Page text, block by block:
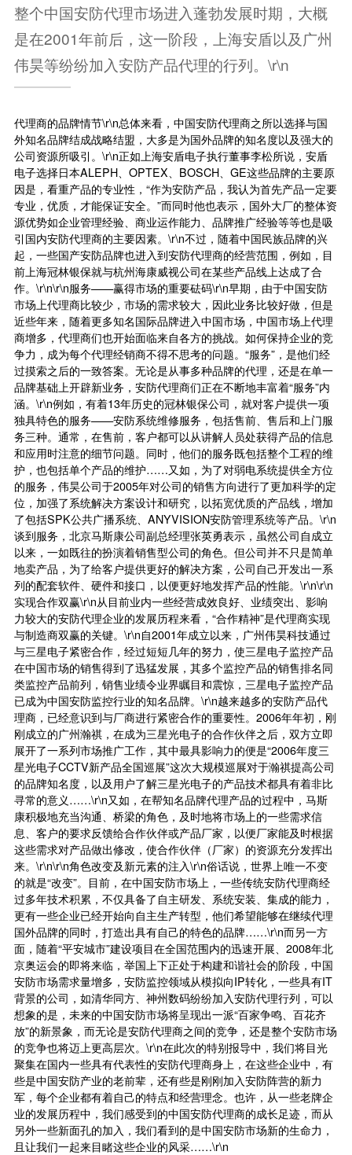
整个中国安防代理市场进入蓬勃发展时期，大概
是在2001年前后，这一阶段，上海安盾以及广州
伟昊等纷纷加入安防产品代理的行列。\r\n
代理商的品牌情节\r\n总体来看，中国安防代理商之所以选择与国
外知名品牌结成战略结盟，大多是为国外品牌的知名度以及强大的
公司资源所吸引。\r\n正如上海安盾电子执行董事李松所说，安盾
电子选择日本ALEPH、OPTEX、BOSCH、GE这些品牌的主要原
因是，看重产品的专业性，“作为安防产品，我认为首先产品一定要
专业，优质，才能保证安全。”而同时他也表示，国外大厂的整体资
源优势如企业管理经验、商业运作能力、品牌推广经验等等也是吸
引国内安防代理商的主要因素。\r\n不过，随着中国民族品牌的兴
起，一些国产安防品牌也进入到安防代理商的经营范围，例如，目
前上海冠林银保就与杭州海康威视公司在某些产品线上达成了合
作。\r\n\r\n服务——赢得市场的重要砝码\r\n早期，由于中国安防
市场上代理商比较少，市场的需求较大，因此业务比较好做，但是
近些年来，随着更多知名国际品牌进入中国市场，中国市场上代理
商增多，代理商们也开始面临来自各方的挑战。如何保持企业的竞
争力，成为每个代理经销商不得不思考的问题。“服务”，是他们经
过摸索之后的一致答案。无论是从事多种品牌的代理，还是在单一
品牌基础上开辟新业务，安防代理商们正在不断地丰富着“服务”内
涵。\r\n例如，有着13年历史的冠林银保公司，就对客户提供一项
独具特色的服务——安防系统维修服务，包括售前、售后和上门服
务三种。通常，在售前，客户都可以从讲解人员处获得产品的信息
和应用时注意的细节问题。同时，他们的服务既包括整个工程的维
护，也包括单个产品的维护……又如，为了对弱电系统提供全方位
的服务，伟昊公司于2005年对公司的销售方向进行了更加科学的定
位，加强了系统解决方案设计和研究，以拓宽优质的产品线，增加
了包括SPK公共广播系统、ANYVISION安防管理系统等产品。\r\n
谈到服务，北京马斯康公司副总经理张英勇表示，虽然公司自成立
以来，一如既往的扮演着销售型公司的角色。但公司并不只是简单
地卖产品，为了给客户提供更好的解决方案，公司自己开发出一系
列的配套软件、硬件和接口，以便更好地发挥产品的性能。\r\n\r\n
实现合作双赢\r\n从目前业内一些经营成效良好、业绩突出、影响
力较大的安防代理企业的发展历程来看，“合作精神”是代理商实现
与制造商双赢的关键。\r\n自2001年成立以来，广州伟昊科技通过
与三星电子紧密合作，经过短短几年的努力，使三星电子监控产品
在中国市场的销售得到了迅猛发展，其多个监控产品的销售排名同
类监控产品前列，销售业绩令业界瞩目和震惊，三星电子监控产品
已成为中国安防监控行业的知名品牌。\r\n越来越多的安防产品代
理商，已经意识到与厂商进行紧密合作的重要性。2006年年初，刚
刚成立的广州瀚祺，在成为三星光电子的合作伙伴之后，双方立即
展开了一系列市场推广工作，其中最具影响力的便是“2006年度三
星光电子CCTV新产品全国巡展”这次大规模巡展对于瀚祺提高公司
的品牌知名度，以及用户了解三星光电子的产品技术都具有着非比
寻常的意义……\r\n又如，在帮知名品牌代理产品的过程中，马斯
康积极地充当沟通、桥梁的角色，及时地将市场上的一些需求信
息、客户的要求反馈给合作伙伴或产品厂家，以便厂家能及时根据
这些需求对产品做出修改，使合作伙伴（厂家）的资源充分发挥出
来。\r\n\r\n角色改变及新元素的注入\r\n俗话说，世界上唯一不变
的就是“改变”。目前，在中国安防市场上，一些传统安防代理商经
过多年技术积累，不仅具备了自主研发、系统安装、集成的能力，
更有一些企业已经开始向自主生产转型，他们希望能够在继续代理
国外品牌的同时，打造出具有自己的特色的品牌……\r\n而另一方
面，随着“平安城市”建设项目在全国范围内的迅速开展、2008年北
京奥运会的即将来临，举国上下正处于构建和谐社会的阶段，中国
安防市场需求量增多，安防监控领域从模拟向IP转化，一些具有IT
背景的公司，如清华同方、神州数码纷纷加入安防代理行列，可以
想象的是，未来的中国安防市场将呈现出一派“百家争鸣、百花齐
放”的新景象，而无论是安防代理商之间的竞争，还是整个安防市场
的竞争也将迈上更高层次。\r\n在此次的特别报导中，我们将目光
聚集在国内一些具有代表性的安防代理商身上，在这些企业中，有
些是中国安防产业的老前辈，还有些是刚刚加入安防阵营的新力
军，每个企业都有着自己的特点和经营理念。也许，从一些老牌企
业的发展历程中，我们感受到的中国安防代理商的成长足迹，而从
另外一些新面孔的加入，我们看到的是中国安防市场新的生命力，
且让我们一起来目睹这些企业的风采……\r\n